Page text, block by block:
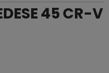
45 CR-V